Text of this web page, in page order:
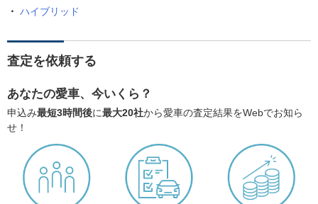
ハイブリッド
査定を依頼する
あなたの愛車、今いくら？
申込み最短3時間後に最大20社から愛車の査定結果をWebでお知ら
せ！